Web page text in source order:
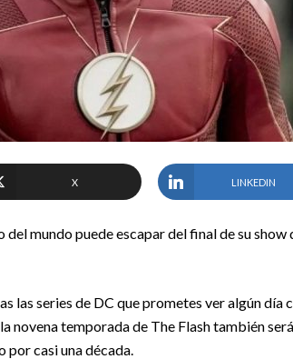
X LINKEDIN
mundo puede escapar del final de su show
las series de DC que prometes ver algún
novena temporada de The Flash también
por casi una década.